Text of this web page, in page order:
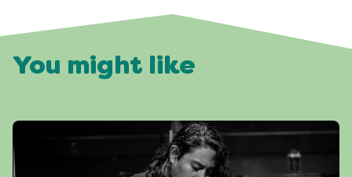
You might like